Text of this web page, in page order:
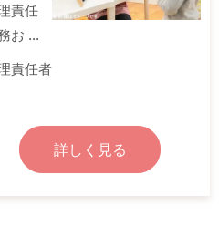
責任
お ...
責任者
詳しく見る